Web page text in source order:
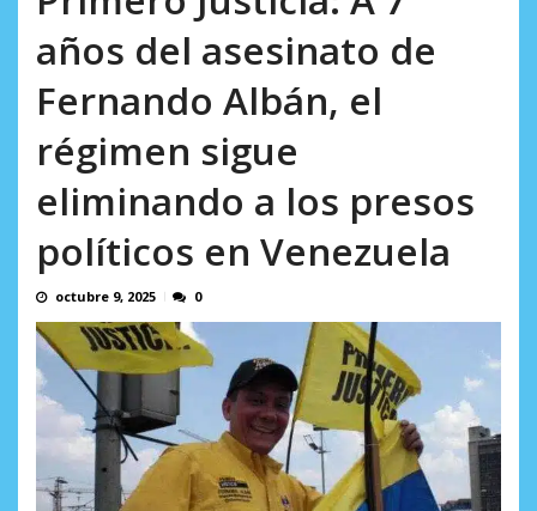
sistemática de derechos humanos en el
Minister...
AGOSTO 6, 2026
años del asesinato de
Fernando Albán, el
régimen sigue
eliminando a los presos
políticos en Venezuela
octubre 9, 2025 0